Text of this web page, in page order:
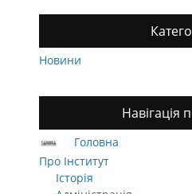
Новини
Навігація
Головна
Про Інститут
Історія